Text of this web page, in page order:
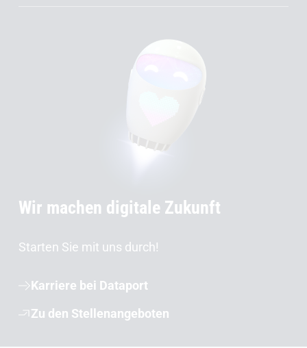
Wir machen digitale Zukunft
Starten Sie mit uns durch!
Karriere bei Dataport
Zu den Stellenangeboten